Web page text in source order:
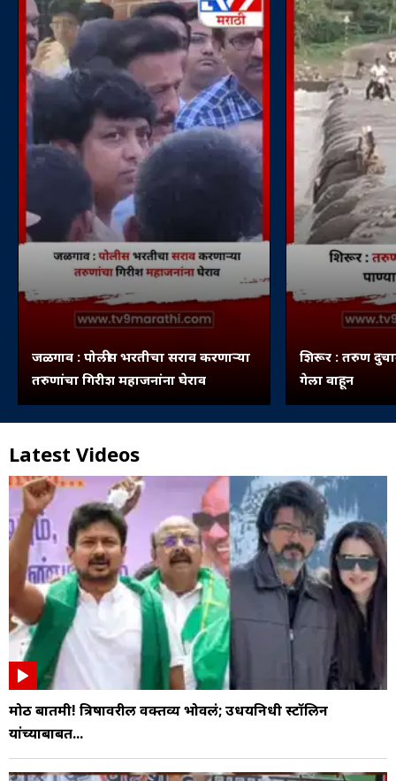
जळगाव : पोलीस भरतीचा सराव करणाऱ्या
तरुणांचा गिरीश महाजनांना घेराव
शिरूर : तरुण
गेला वाहून
Latest Videos
मोठी बातमी! त्रिषावरील वक्तव्य भोवलं; उधयनिधी स्टॉलिन
यांच्याबाबत...